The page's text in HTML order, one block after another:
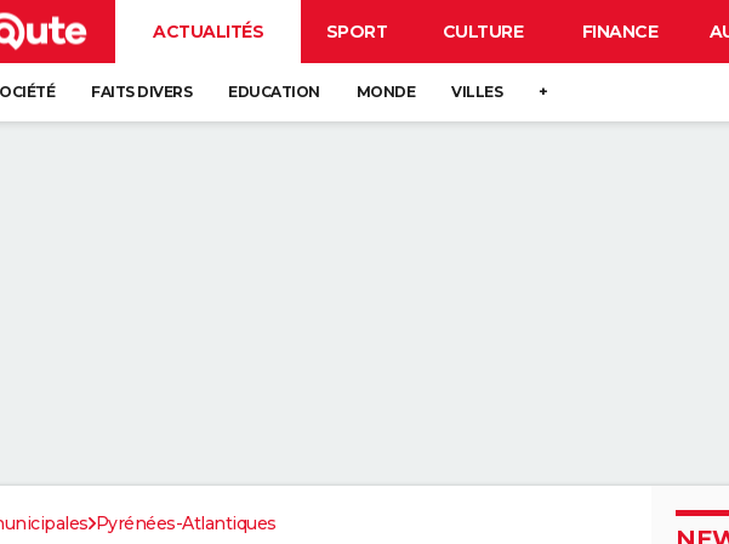
ACTUALITÉS SPORT CULTURE FINANCE
FAITS DIVERS EDUCATION MONDE VILLES +
Pyrénées-Atlantiques